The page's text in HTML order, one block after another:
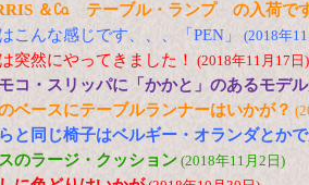
＆㏇ テーブル・ランプ の入荷で
こんな感じです、、、「PEN」 (2018年
突然にやってきました！ (2018年11月17日)
コ・スリッパに「かかと」のあるモデ
ベースにテーブルランナーはいかが？
と同じ椅子はベルギー・オランダとか
のラージ・クッション (2018年11月2日)